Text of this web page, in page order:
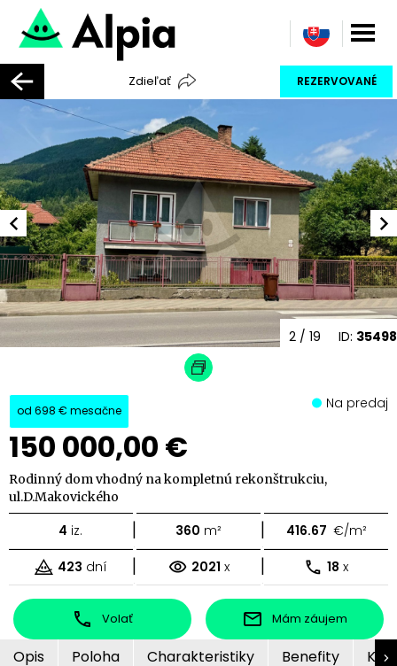
Zdieľať REZERVOVANÉ
ID: 35498
3 / 19
od 698 € mesačne
150 000,00 €
Na predaj
Rodinný dom vhodný na kompletnú rekonštrukciu,
ul.D.Makovického
4 iz. | 360 m² | 416.67 €/m²
423 dní | 2021 x | 18 x
Volať Mám záujem
Opis Poloha Charakteristiky Benefity